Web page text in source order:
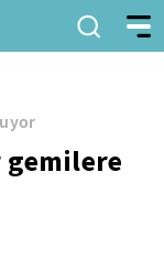
gemilere